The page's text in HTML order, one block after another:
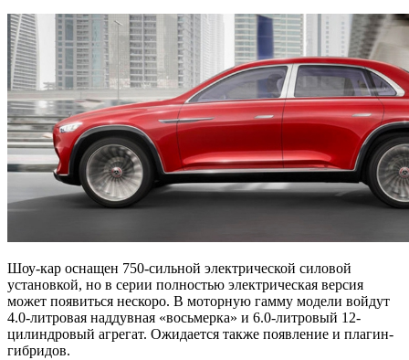
Шоу-кар оснащен 750-сильной электрической силовой
установкой, но в серии полностью электрическая версия
может появиться нескоро. В моторную гамму модели войдут
4.0-литровая наддувная «восьмерка» и 6.0-литровый 12-
цилиндровый агрегат. Ожидается также появление и плагин-
гибридов.